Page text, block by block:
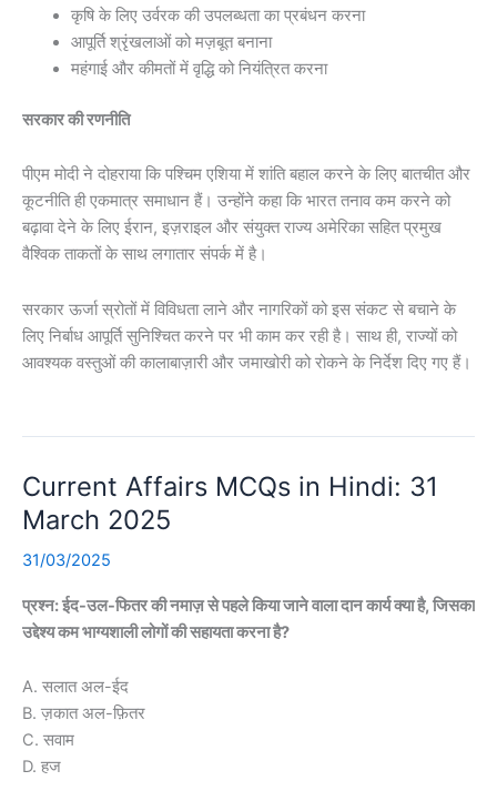
कृषि के लिए उर्वरक की उपलब्धता का प्रबंधन करना
आपूर्ति श्रृंखलाओं को मज़बूत बनाना
महंगाई और कीमतों में वृद्धि को नियंत्रित करना
सरकार की रणनीति
पीएम मोदी ने दोहराया कि पश्चिम एशिया में शांति बहाल करने के लिए बातचीत और
कूटनीति ही एकमात्र समाधान हैं। उन्होंने कहा कि भारत तनाव कम करने को
बढ़ावा देने के लिए ईरान, इज़राइल और संयुक्त राज्य अमेरिका सहित प्रमुख
वैश्विक ताकतों के साथ लगातार संपर्क में है।
सरकार ऊर्जा स्रोतों में विविधता लाने और नागरिकों को इस संकट से बचाने के
लिए निर्बाध आपूर्ति सुनिश्चित करने पर भी काम कर रही है। साथ ही, राज्यों को
आवश्यक वस्तुओं की कालाबाज़ारी और जमाखोरी को रोकने के निर्देश दिए गए हैं।
Current Affairs MCQs in Hindi: 31
March 2025
31/03/2025
प्रश्न: ईद-उल-फितर की नमाज़ से पहले किया जाने वाला दान कार्य क्या है, जिसका
उद्देश्य कम भाग्यशाली लोगों की सहायता करना है?
A. सलात अल-ईद
B. ज़कात अल-फ़ितर
C. सवाम
D. हज